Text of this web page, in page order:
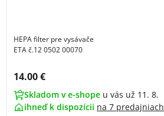
HEPA filter pre vysávače
ETA č.12 0502 00070
Cena s DPH:
14.00 €
Skladom v e-shope u vás už 11. 8.
ihneď k dispozícii na 7 predajniach